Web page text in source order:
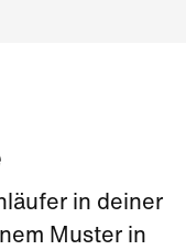
in deiner
Muster in